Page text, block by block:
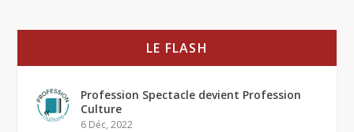
LE FLASH
Profession Spectacle devient Profession
Culture
6 Déc, 2022